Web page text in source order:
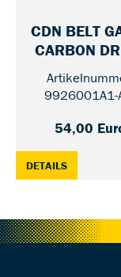
CDN BELT
CARBON
BLACK
9926001A1-
54,00
DETAILS: CDN